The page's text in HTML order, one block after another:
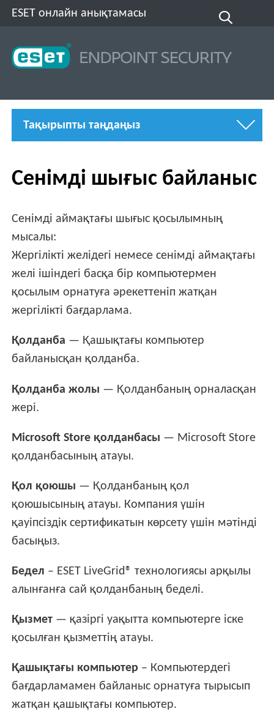
ESET онлайн анықтамасы
Тақырыпты таңдаңыз
Сенімді шығыс байланыс
Сенімді аймақтағы шығыс қосылымның
мысалы:
Жергілікті желідегі немесе сенімді аймақтағы
желі ішіндегі басқа бір компьютермен
қосылым орнатуға әрекеттеніп жатқан
жергілікті бағдарлама.
Қолданба — Қашықтағы компьютер
байланысқан қолданба.
Қолданба жолы — Қолданбаның орналасқан
жері.
Microsoft Store қолданбасы — Microsoft Store
қолданбасының атауы.
Қол қоюшы — Қолданбаның қол
қоюшысының атауы. Компания үшін
қауіпсіздік сертификатын көрсету үшін мәтінді
басыңыз.
Бедел – ESET LiveGrid® технологиясы арқылы
алынғанға сай қолданбаның беделі.
Қызмет — қазіргі уақытта компьютерге іске
қосылған қызметтің атауы.
Қашықтағы компьютер – Компьютердегі
бағдарламамен байланыс орнатуға тырысып
жатқан қашықтағы компьютер.